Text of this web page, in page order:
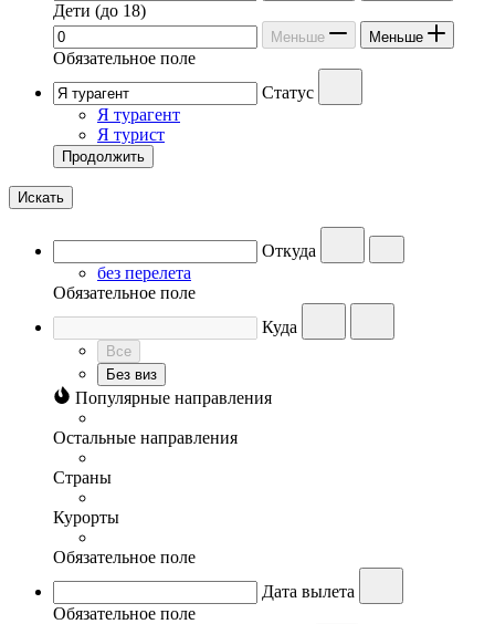
Дети (до 18)
Меньше Меньше
Обязательное поле
Статус
Я турагент
Я турист
Продолжить
Искать
Откуда
без перелета
Обязательное поле
Куда
Все
Без виз
Популярные направления
Остальные направления
Страны
Курорты
Обязательное поле
Дата вылета
Обязательное поле